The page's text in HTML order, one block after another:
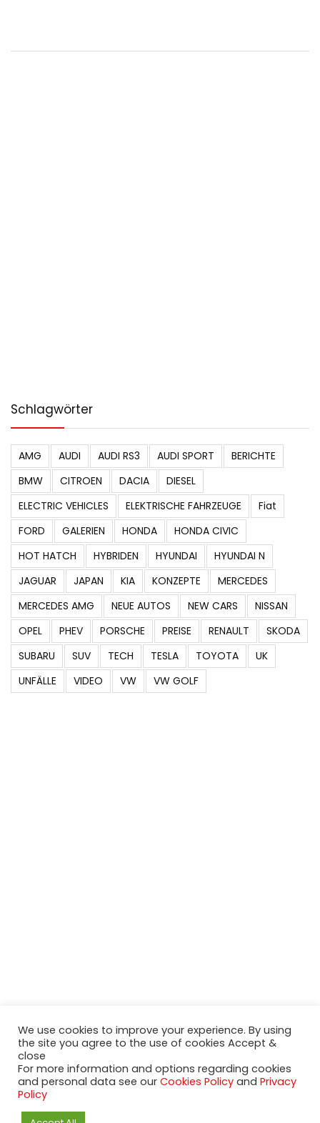
Schlagwörter
AMG AUDI AUDI RS3 AUDI SPORT
BERICHTE
BMW
CITROEN DACIA
DIESEL
ELECTRIC VEHICLES
ELEKTRISCHE FAHRZEUGE
Fiat
FORD
GALERIEN HONDA
HONDA CIVIC
HOT HATCH
HYBRIDEN HYUNDAI
HYUNDAI N
JAGUAR
JAPAN KIA KONZEPTE
MERCEDES
MERCEDES AMG
NEUE AUTOS NEW CARS
NISSAN
OPEL
PHEV PORSCHE PREISE RENAULT
SKODA
SUBARU
SUV TECH TESLA TOYOTA
UK
UNFÄLLE
VIDEO VW VW GOLF
2020-2023 NeueModelleAutos.de. KaripNetwork - All rights
We use cookies to improve your experience. By using
the site you agree to the use of cookies Accept &
close
For more information and options regarding cookies
and personal data see our Cookies Policy and Privacy
Policy